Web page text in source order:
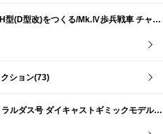
ガールズ&パンツァー Ⅳ号戦車H型(D型改)をつくる/Mk.Ⅳ歩兵戦車 チャーチルMk.Ⅶをつくる(191)
ション(73)
アルカディア号/クイーン・エメラルダス号 ダイキャストギミックモデルをつくる(159)